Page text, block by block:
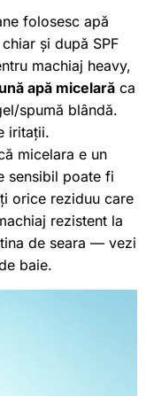
folosesc apă
și după SPF
machiaj heavy,
apă micelară ca
spumă blândă.
iritații.
micelara e un
sensibil poate fi
orice reziduu care
rezistent la
de seara — vezi
baie.